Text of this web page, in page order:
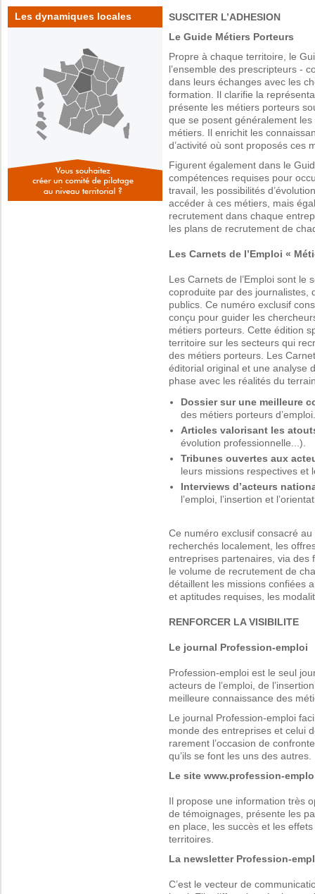
SUSCITER L’ADHESION
Le Guide Métiers Porteurs
Propre à chaque territoire, le
l’ensemble des prescripteurs -
dans leurs échanges avec les
formation. Il clarifie la
présente les métiers porteurs
que se posent généralement
métiers. Il enrichit les
d’activité où sont proposés ces
Figurent également dans le
compétences requises pour
travail, les possibilités
accéder à ces métiers, mais
recrutement dans chaque
les plans de recrutement de
Les Carnets de l’Emploi «
Les Carnets de l’Emploi sont le
coproduite par des journalistes,
publics. Ce numéro exclusif
conçu pour guider les
métiers porteurs. Cette édition
territoire sur les secteurs qui
des métiers porteurs. Les
éditorial original et une analyse
phase avec les réalités du
Dossier sur une meilleure
des métiers porteurs d’emploi.
Articles valorisant les
évolution professionnelle...).
Tribunes ouvertes aux
leurs missions respectives et
Interviews d’acteurs
l’emploi, l’insertion et
Ce numéro exclusif consacré
recherchés localement, les
entreprises partenaires, via des
le volume de recrutement de
détaillent les missions confiées
et aptitudes requises, les
RENFORCER LA VISIBILITE
Le journal Profession-emploi
Profession-emploi est le seul
acteurs de l’emploi, de
meilleure connaissance des
Le journal Profession-emploi
monde des entreprises et celui
rarement l’occasion de
qu’ils se font les uns des autres.
Le site www.profession-
Il propose une information très
de témoignages, présente les
en place, les succès et les
territoires.
La newsletter Profession-
C’est le vecteur de
Les dynamiques locales